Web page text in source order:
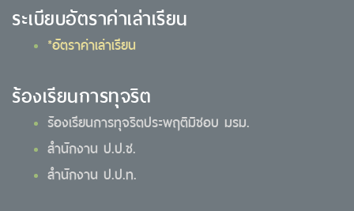
ระเบียบอัตราค่าเล่าเรียน
*อัตราค่าเล่าเรียน
ร้องเรียนการทุจริต
ร้องเรียนการทุจริตประพฤติมิชอบ มรม.
สำนักงาน ป.ป.ช.
สำนักงาน ป.ป.ท.